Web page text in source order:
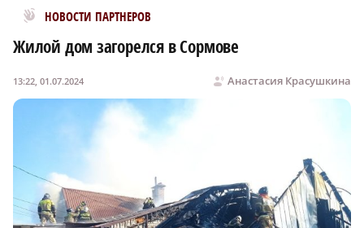
НОВОСТИ ПАРТНЕРОВ
Новости МирТесен
Жилой дом загорелся в Сормове
Анастасия Красушкина
13:22, 01.07.2024